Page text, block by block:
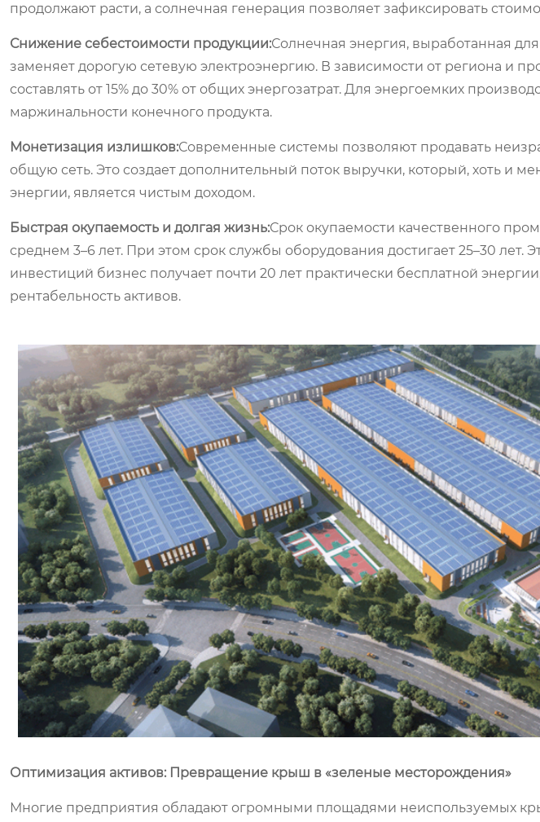
продолжают расти, а солнечная генерация позволяет зафиксировать
Снижение себестоимости продукции:Солнечная энергия, выработанная
заменяет дорогую сетевую электроэнергию. В зависимости от региона и
составлять от 15% до 30% от общих энергозатрат. Для энергоемких
маржинальности конечного продукта.
Монетизация излишков:Современные системы позволяют продавать
общую сеть. Это создает дополнительный поток выручки, который, хоть и
энергии, является чистым доходом.
Быстрая окупаемость и долгая жизнь:Срок окупаемости качественного
среднем 3–6 лет. При этом срок службы оборудования достигает 25–30 лет.
инвестиций бизнес получает почти 20 лет практически бесплатной
рентабельность активов.
Оптимизация активов: Превращение крыш в «зеленые месторождения»
Многие предприятия обладают огромными площадями неиспользуемых